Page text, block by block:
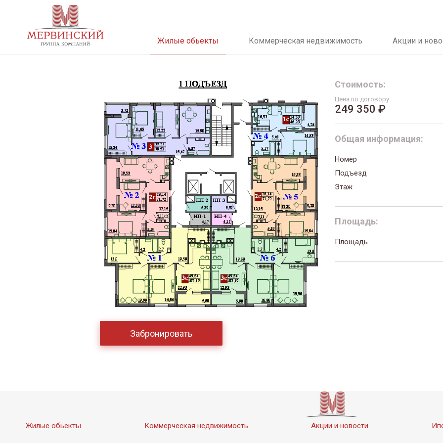
Жилые обьекты Коммерческая недвижимость Акции и
Забронировать
Стоимость:
Цена по договору
249 350 ₽
Общая информация:
Номер
Подъезд
Этаж
Площадь:
Площадь
Жилые обьекты Коммерческая недвижимость Акции и новости